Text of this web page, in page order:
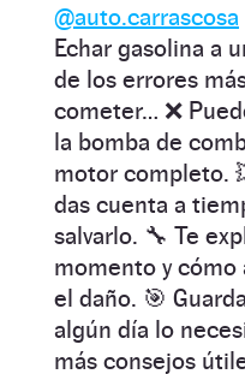
@auto.carrascosa
Echar gasolina a
de los errores
cometer… ❌
la bomba de
motor completo.
das cuenta a
salvarlo. 🔧 Te
momento y
el daño. 🎯
algún día lo
más consejos